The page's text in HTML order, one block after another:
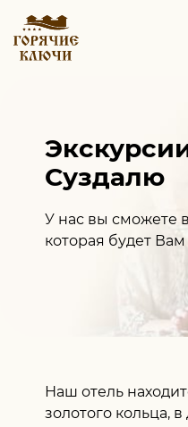
Дата визита
Выберите баню
Суздалю
У нас вы сможете
которая будет
Наш отель
золотого кольца,